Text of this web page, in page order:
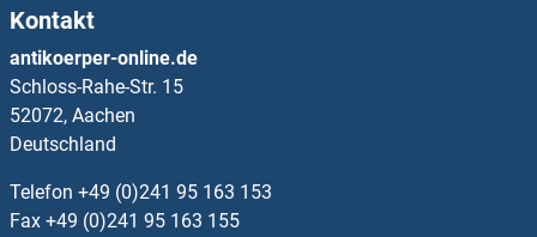
ALG12 Antikörper
ALG13 Antikörper
ALG14 Antikörper
ALG2 Antikörper
Kontakt
antikoerper-online.de
Schloss-Rahe-Str. 15
52072, Aachen
Deutschland
Telefon +49 (0)241 95 163 153
Fax +49 (0)241 95 163 155